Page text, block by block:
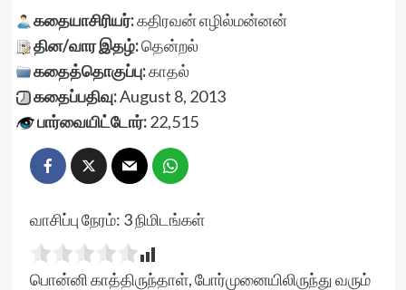
கதையாசிரியர்:கதிரவன் எழில்மன்னன்
தின/வார இதழ்:தென்றல்
கதைத்தொகுப்பு:காதல்
கதைப்பதிவு:August 8, 2013
பார்வையிட்டோர்:22,515
வாசிப்பு நேரம்: 3நிமிடங்கள்
பொன்னி காத்திருந்தாள், போர்முனையிலிருந்து வரும்